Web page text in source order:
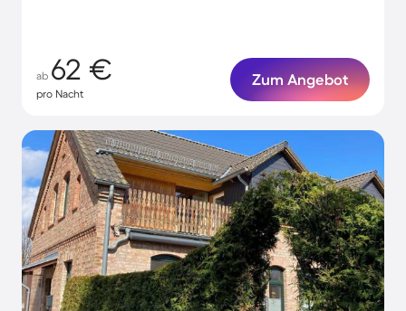
ab 62 €
pro Nacht
Zum Angebot